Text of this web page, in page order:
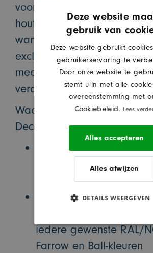
voor uw wandcollectie.
houten, leren, structuur en
wandpanelen. Hiermee
exclusiviteit en haalt u sfeer
meer informatie verwijzen
verder op onze website.
Waarom zou u nog meer
Decor kiezen?
Keuze uit producten van
meranti, eiken, grenen,
aluminium, RVS en PVC
Keuze uit dubbel
voorgelakt of volledig
iedere gewenste RAL/
Farrow en Ball-kleuren
Deze website
gebruik van
Deze website gebruikt
gebruikerservaring te
Door onze website te
stemt u in met alle
overeenstemming met
Cookiebeleid. Lees
Alles accepteren
Alles afwijzen
DETAILS WEERGEVEN